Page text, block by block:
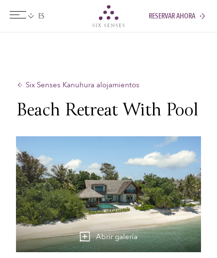
Six sensesRESERVAR AHORA
Six Senses Kanuhura alojamientos
Beach Retreat With Pool
Abrir galería